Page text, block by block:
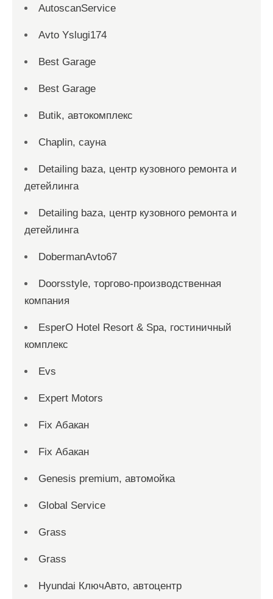
AutoscanService
Avto Yslugi174
Best Garage
Best Garage
Butik, автокомплекс
Chaplin, сауна
Detailing baza, центр кузовного ремонта и
детейлинга
Detailing baza, центр кузовного ремонта и
детейлинга
DobermanAvto67
Doorsstyle, торгово-производственная
компания
EsperO Hotel Resort & Spa, гостиничный
комплекс
Evs
Expert Motors
Fix Абакан
Fix Абакан
Genesis premium, автомойка
Global Service
Grass
Grass
Hyundai КлючАвто, автоцентр